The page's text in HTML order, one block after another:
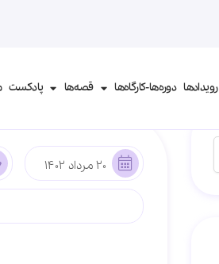
رویدادها دوره‌ها-کارگاه‌ها قصه‌ها پادکست
20 مرداد 1402